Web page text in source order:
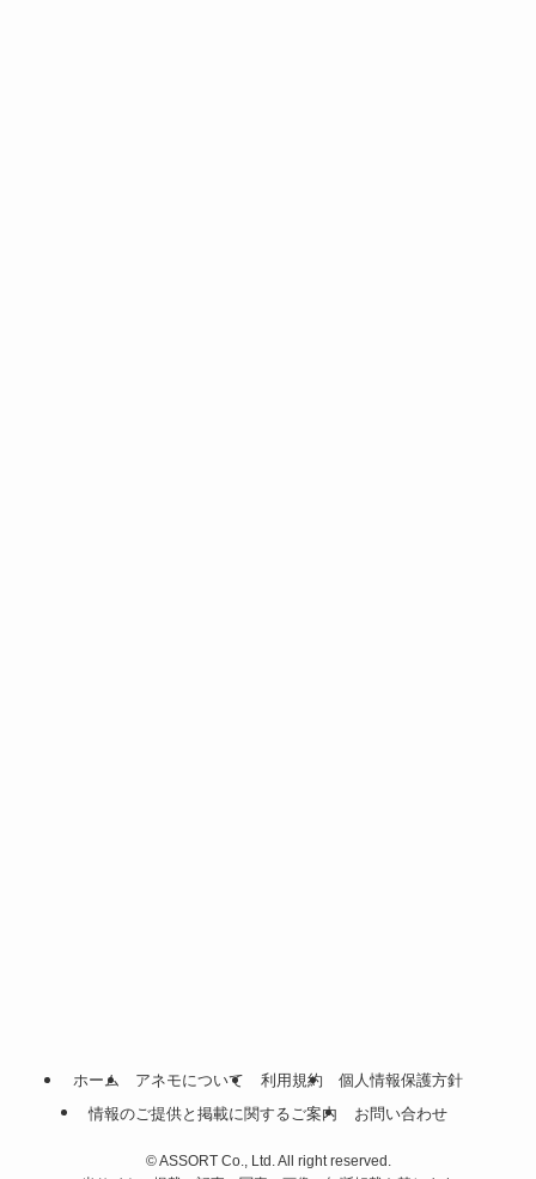
ホーム アネモについて 利用規約
個人情報保護方針
情報のご提供と掲載に関するご案内
お問い合わせ
©ASSORT Co., Ltd. All right reserved.